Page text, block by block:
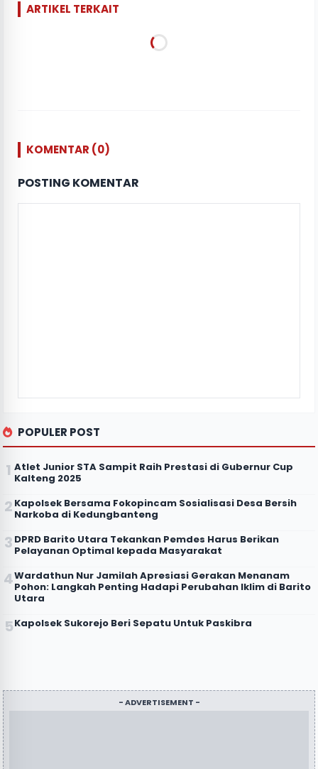
ARTIKEL TERKAIT
KOMENTAR (0)
POSTING KOMENTAR
POPULER POST
Atlet Junior STA Sampit Raih Prestasi di Gubernur Cup
Kalteng 2025
Kapolsek Bersama Fokopincam Sosialisasi Desa Bersih
Narkoba di Kedungbanteng
DPRD Barito Utara Tekankan Pemdes Harus Berikan
Pelayanan Optimal kepada Masyarakat
Wardathun Nur Jamilah Apresiasi Gerakan Menanam
Pohon: Langkah Penting Hadapi Perubahan Iklim di Barito
Utara
Kapolsek Sukorejo Beri Sepatu Untuk Paskibra
- ADVERTISEMENT -